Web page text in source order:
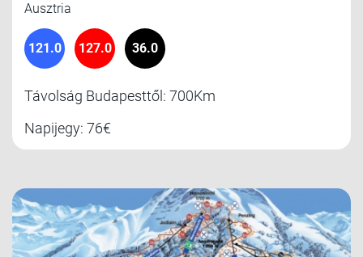
Ausztria
121.0 127.0 36.0
Távolság Budapesttől: 700Km
Napijegy: 76€